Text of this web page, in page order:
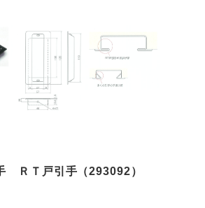
ＲＴ戸引手（293092）